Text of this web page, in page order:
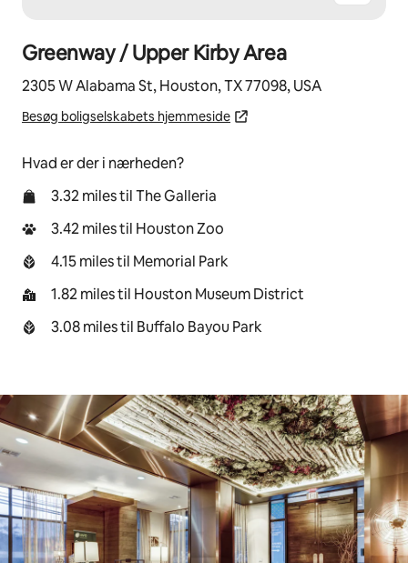
Greenway / Upper Kirby Area
2305 W Alabama St, Houston, TX 77098, USA
Besøg boligselskabets hjemmeside
Hvad er der i nærheden?
3.32 miles til The Galleria
3.42 miles til Houston Zoo
4.15 miles til Memorial Park
1.82 miles til Houston Museum District
3.08 miles til Buffalo Bayou Park